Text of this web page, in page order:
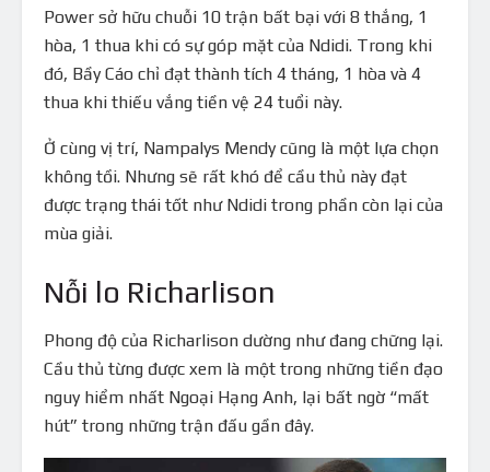
Power sở hữu chuỗi 10 trận bất bại với 8 thắng, 1
hòa, 1 thua khi có sự góp mặt của Ndidi. Trong khi
đó, Bầy Cáo chỉ đạt thành tích 4 tháng, 1 hòa và 4
thua khi thiếu vắng tiền vệ 24 tuổi này.
Ở cùng vị trí, Nampalys Mendy cũng là một lựa chọn
không tồi. Nhưng sẽ rất khó để cầu thủ này đạt
được trạng thái tốt như Ndidi trong phần còn lại của
mùa giải.
Nỗi lo Richarlison
Phong độ của Richarlison dường như đang chững lại.
Cầu thủ từng được xem là một trong những tiền đạo
nguy hiểm nhất Ngoại Hạng Anh, lại bất ngờ “mất
hút” trong những trận đấu gần đây.